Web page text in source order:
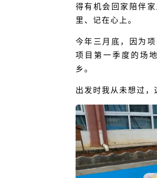
得有机会回家陪伴
里、记在心上。
今年三月底，因为
项目第一季度的场
乡。
出发时我从未想过，